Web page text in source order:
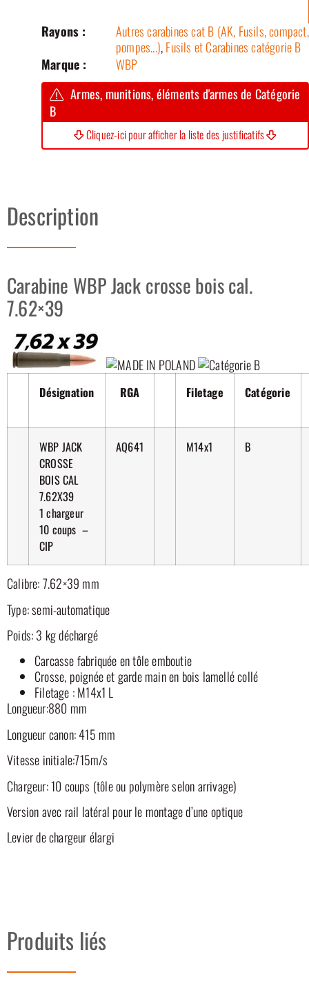
Rayons :
Autres carabines cat B (AK, Fusils, compact,
pompes...),Fusils et Carabines catégorie B
Marque :
WBP
Armes, munitions, éléments d'armes de Catégorie
B
Cliquez-ici pour afficher la liste des justificatifs
Description
Carabine WBP Jack crosse bois cal.
7.62×39
Désignation RGA Filetage Catégorie
WBP JACK
CROSSE
BOIS CAL
7.62X39
1 chargeur
10 coups –
CIP
AQ641 M14x1 B
Calibre: 7.62×39 mm
Type: semi-automatique
Poids: 3 kg déchargé
Carcasse fabriquée en tôle emboutie
Crosse, poignée et garde main en bois lamellé collé
Filetage : M14x1 L
Longueur:880 mm
Longueur canon: 415 mm
Vitesse initiale:715m/s
Chargeur: 10 coups (tôle ou polymère selon arrivage)
Version avec rail latéral pour le montage d’une optique
Levier de chargeur élargi
Produits liés